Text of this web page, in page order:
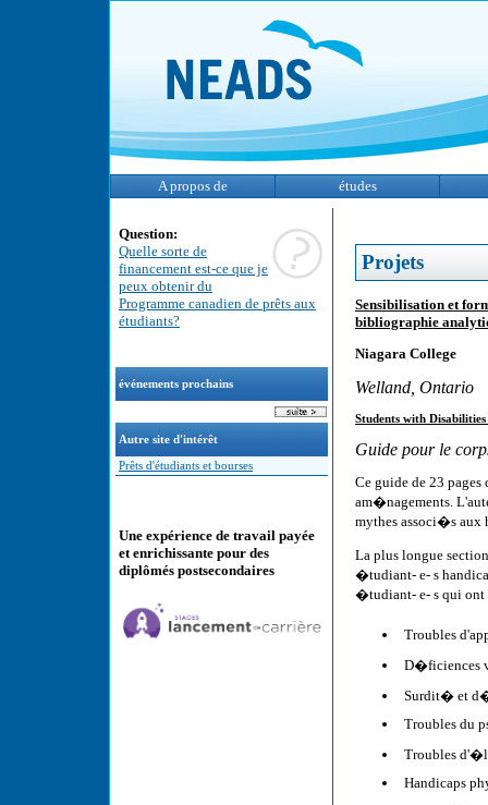
A propos de études
Question:
Quelle sorte de
financement est-ce que je
peux obtenir du
Programme canadien de prêts aux
étudiants?
événements prochains
Autre site d'intérêt
Prêts d'étudiants et bourses
Une expérience de travail payée
et enrichissante pour des
diplômés postsecondaires
Projets
Sensibilisation et
bibliographie
Niagara College
Welland, Ontario
Students with
Guide pour le
Ce guide de 23
am�nagements.
mythes associ�s aux
La plus longue
�tudiant- e- s
�tudiant- e- s qui ont
Troubles
D�ficiences
Surdit� et
Troubles du
Troubles
Handicaps